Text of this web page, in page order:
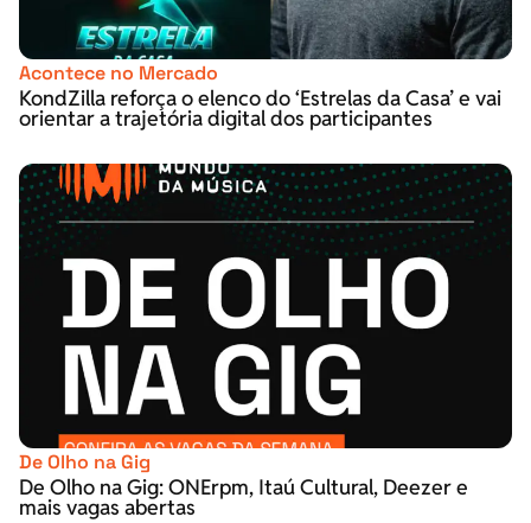
Acontece no Mercado
KondZilla reforça o elenco do ‘Estrelas da Casa’ e vai
orientar a trajetória digital dos participantes
De Olho na Gig
De Olho na Gig: ONErpm, Itaú Cultural, Deezer e
mais vagas abertas